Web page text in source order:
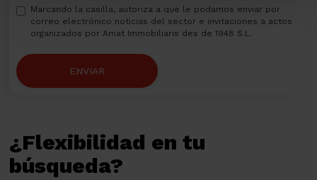
Marcando la casilla, autoriza a que le podamos enviar por
correo electrónico noticias del sector e invitaciones a actos
organizados por Amat Immobiliaris des de 1948 S.L.
ENVIAR
¿Flexibilidad en tu
búsqueda?